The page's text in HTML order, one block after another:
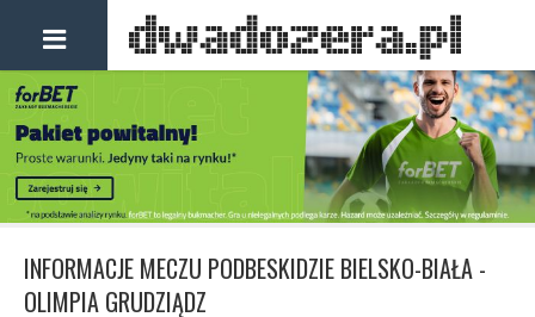
INFORMACJE MECZU PODBESKIDZIE BIELSKO-BIAŁA -
OLIMPIA GRUDZIĄDZ